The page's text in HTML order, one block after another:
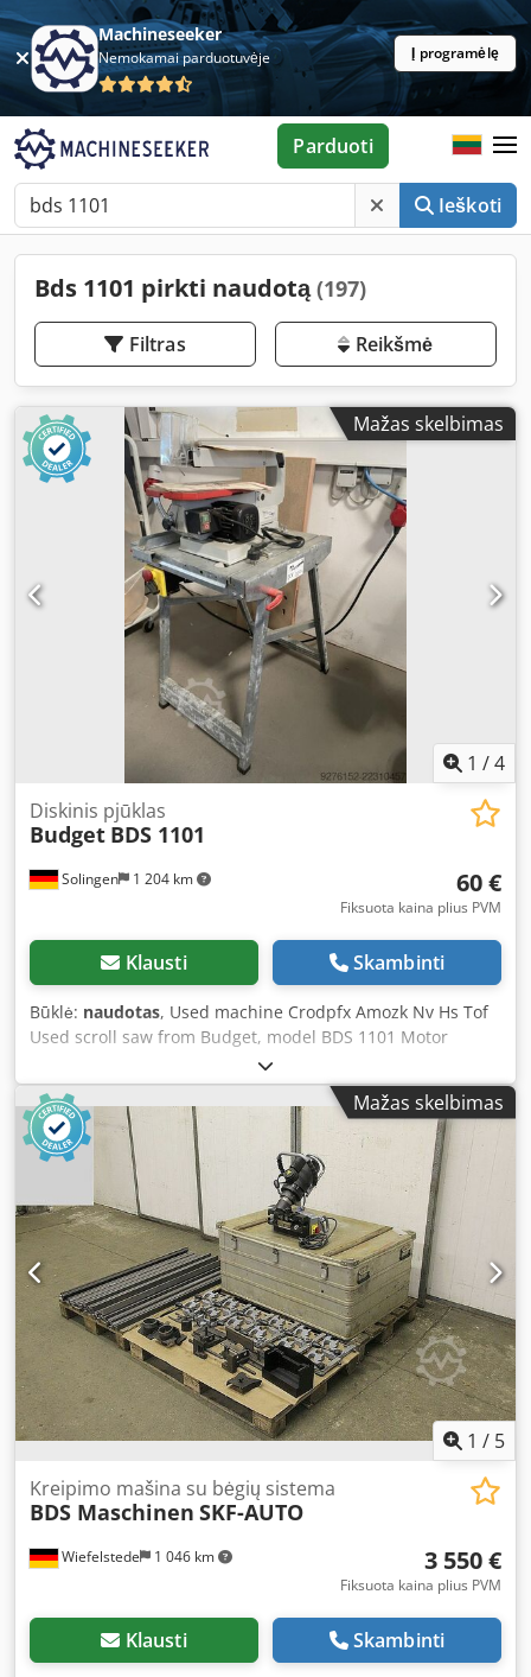
Machineseeker
Nemokamai parduotuvėje Į programėlę
Ieškoti
Parduoti
Bds 1101 pirkti naudotą(197)
Filtras Reikšmė
Mažas skelbimas
1 /4
Solingen 1 204 km
Diskinis pjūklas
Budget BDS 1101
60 €
Fiksuota kaina plius PVM
Klausti Skambinti
Būklė: naudotas, Used machine Crodpfx Amozk Nv Hs Tof
Used scroll saw from Budget, model BDS 1101 Motor
power: 70 watts Motor speed: 1,440 rpm Availability: short-
term Location: Solingen
Mažas skelbimas
1 / 5
Wiefelstede 1 046 km
Kreipimo mašina su bėgių sistema
BDS Maschinen SKF-AUTO
3 550 €
Fiksuota kaina plius PVM
Klausti Skambinti